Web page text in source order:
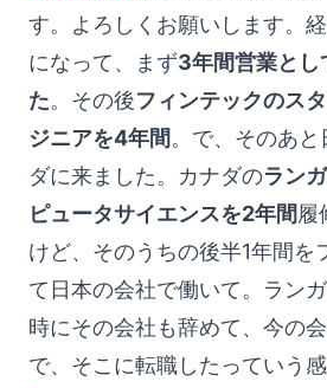
す。よろしくお願いします。
になって、まず3年間営業とし
た。その後フィンテックのス
ジニアを4年間。で、そのあ
ダに来ました。カナダのラン
ピュータサイエンスを2年間履
けど、そのうちの後半1年間を
て日本の会社で働いて。ラン
時にその会社も辞めて、今の
で、そこに転職したっていう感